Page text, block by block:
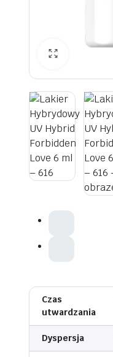
Czas
utwardzania
Dyspersja